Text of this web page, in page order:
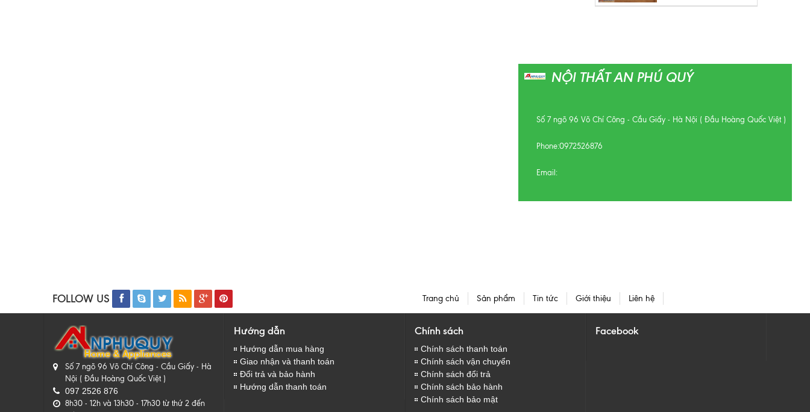
NỘI THẤT AN PHÚ QUÝ
Số 7 ngõ 96 Võ Chí Công - Cầu Giấy - Hà Nội ( Đầu Hoàng Quốc Việt )
Phone:0972526876
Email:
FOLLOW US Trang chủ Sản phẩm Tin tức Giới thiệu Liên hệ
Số 7 ngõ 96 Võ Chí Công - Cầu Giấy - Hà
Nội ( Đầu Hoàng Quốc Việt )
097 2526 876
8h30 - 12h và 13h30 - 17h30 từ thứ 2 đến
Hướng dẫn
Hướng dẫn mua hàng
Giao nhận và thanh toán
Đổi trả và bảo hành
Hướng dẫn thanh toán
Chính sách
Chính sách thanh toán
Chính sách vận chuyển
Chính sách đổi trả
Chính sách bảo hành
Chính sách bảo mật
Facebook